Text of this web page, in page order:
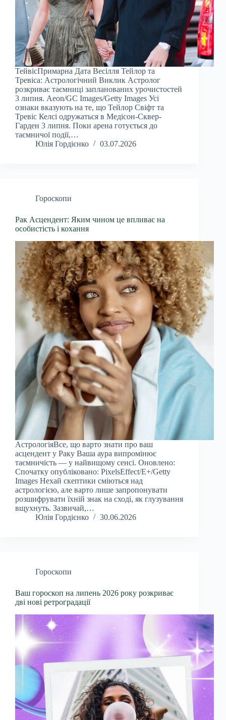
ТейвісПримарна Дата Весілля Тейлор та
Тревіса: Астрологічний Виклик Астролог
розкриває таємниці запланованих урочистостей
3 липня. Aeon/GC Images/Getty Images Усі
ознаки вказують на те, що Тейлор Свіфт та
Тревіс Келсі одружаться в Медісон-Сквер-
Гарден 3 липня. Поки арена готується до
таємничої події,…
Юлія Гордієнко
03.07.2026
Гороскопи
Рак Асцендент: Яким чином це впливає на
особистість і кохання
АстрологіяВсе, що варто знати про ваш
асцендент у Раку Ваша аура випромінює
таємничість — у найвищому сенсі. Оновлено:
Спочатку опубліковано: PixelsEffect/E+/Getty
Images Нехай скептики сміються над
астрологією, але варто лише запропонувати
розшифрувати їхній знак на сході, як глузування
вщухнуть. Зазвичай,…
Юлія Гордієнко
30.06.2026
Гороскопи
Ваш гороскоп на липень 2026 року розкриває
дві нові ретроградації